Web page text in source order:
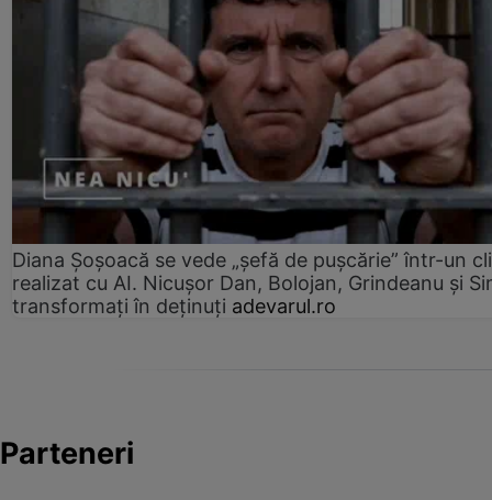
Diana Șoșoacă se vede „șefă de pușcărie” într-un
realizat cu AI. Nicușor Dan, Bolojan, Grindeanu și
transformați în deținuți adevarul.ro
Parteneri